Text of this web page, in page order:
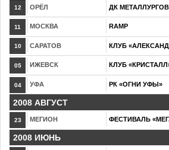
12 ОРЁЛ ДК МЕТАЛЛУРГОВ
11 МОСКВА RAMP
10 САРАТОВ КЛУБ
05 ИЖЕВСК КЛУБ
04 УФА РК «ОГНИ УФЫ»
2008 АВГУСТ
23 МЕГИОН ФЕСТИВАЛЬ
2008 ИЮНЬ